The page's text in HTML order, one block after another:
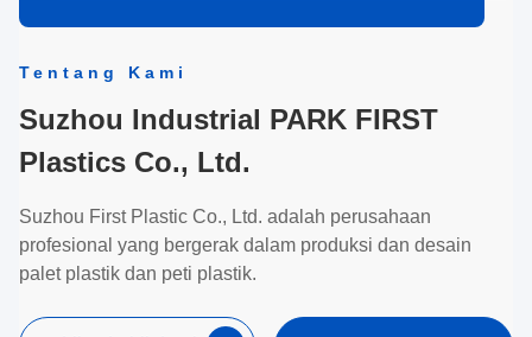
Tentang Kami
Suzhou Industrial PARK FIRST
Plastics Co., Ltd.
Suzhou First Plastic Co., Ltd. adalah perusahaan
profesional yang bergerak dalam produksi dan desain
palet plastik dan peti plastik.